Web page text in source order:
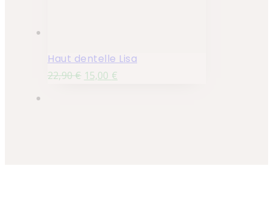
Haut dentelle Lisa
22,90€ 15,00 €